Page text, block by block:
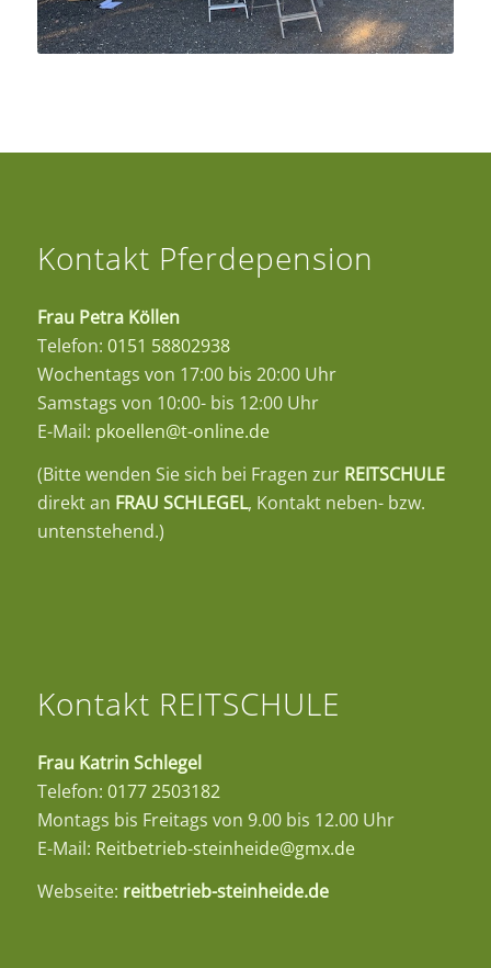
Kontakt Pferdepension
Frau Petra Köllen
Telefon: 0151 58802938
Wochentags von 17:00 bis 20:00 Uhr
Samstags von 10:00- bis 12:00 Uhr
E-Mail: pkoellen@t-online.de
(Bitte wenden Sie sich bei Fragen zur REITSCHULE
direkt an FRAU SCHLEGEL, Kontakt neben- bzw.
untenstehend.)
Kontakt REITSCHULE
Frau Katrin Schlegel
Telefon: 0177 2503182
Montags bis Freitags von 9.00 bis 12.00 Uhr
E-Mail: Reitbetrieb-steinheide@gmx.de
Webseite: reitbetrieb-steinheide.de